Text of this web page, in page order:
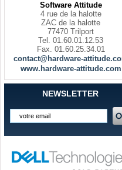
Software Attitude
4 rue de la halotte
ZAC de la halotte
77470 Trilport
Tel. 01.60.01.12.53
Fax. 01.60.25.34.01
contact@hardware-
www.hardware-attitude.com
NEWSLETTER